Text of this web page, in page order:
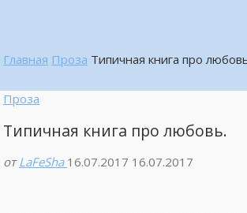
Главная Проза Типичная книга про
Проза
Типичная книга про любовь.
от LaFeSha 16.07.2017 16.07.2017